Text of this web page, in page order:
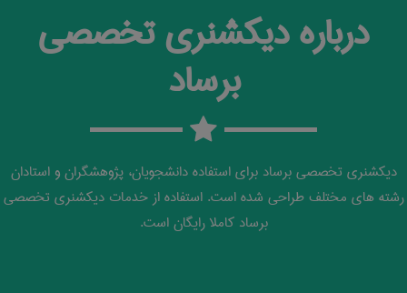
درباره دیکشنری تخصصی
برساد
دیکشنری تخصصی برساد برای استفاده دانشجویان، پژوهشگران و استادان
رشته های مختلف طراحی شده است. استفاده از خدمات دیکشنری تخصصی
برساد کاملا رایگان است.